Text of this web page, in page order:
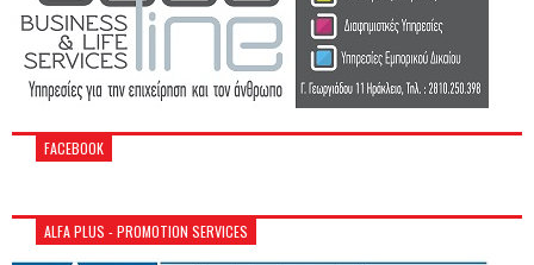
FACEBOOK
ALFA PLUS - PROMOTION SERVICES